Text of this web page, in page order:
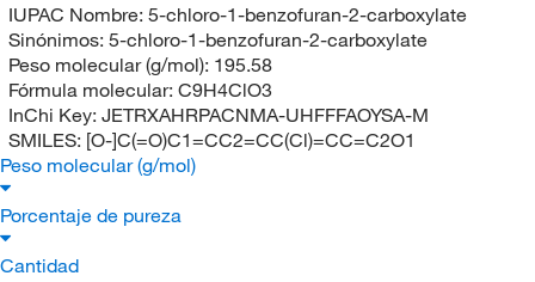
IUPAC Nombre: 5-chloro-1-benzofuran-2-carboxylate
Sinónimos: 5-chloro-1-benzofuran-2-carboxylate
Peso molecular (g/mol): 195.58
Fórmula molecular: C9H4ClO3
InChi Key: JETRXAHRPACNMA-UHFFFAOYSA-M
SMILES: [O-]C(=O)C1=CC2=CC(Cl)=CC=C2O1
Peso molecular (g/mol)
Porcentaje de pureza
Cantidad